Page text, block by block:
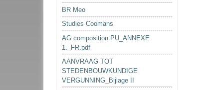
BR Meo
Studies Coomans
AG composition PU_ANNEXE
1._FR.pdf
AANVRAAG TOT
STEDENBOUWKUNDIGE
VERGUNNING_Bijlage II